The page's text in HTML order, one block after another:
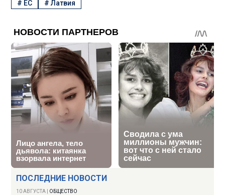
ПОСЛЕДНИЕ НОВОСТИ
10 АВГУСТА ОБЩЕСТВО
# ЕС #Латвия